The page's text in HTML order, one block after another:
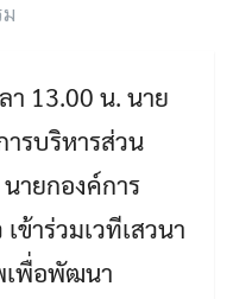
า 13.00 น. นาย
รบริหารส่วน
ายกองค์การ
ข้าร่วมเวทีเสวนา
เพื่อพัฒนา